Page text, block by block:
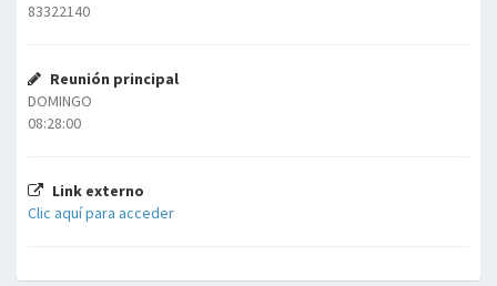
83322140
Reunión principal
DOMINGO
08:28:00
Link externo
Clic aquí para acceder